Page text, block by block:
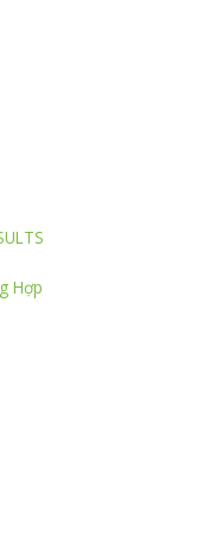
Hợp